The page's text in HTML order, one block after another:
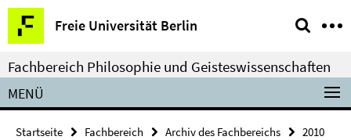
Springe
direkt
zu
Inhalt
Freie Universität Berlin
Service-
Navigation
Fachbereich Philosophie und Geisteswissenschaften
MENÜ
Startseite Fachbereich Archiv des Fachbereichs
2010